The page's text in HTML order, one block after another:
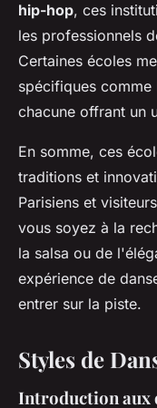
hip-hop, ces
les professionnels
Certaines écoles
spécifiques comme
chacune offrant un
En somme, ces
traditions et
Parisiens et
vous soyez à la
la salsa ou de
expérience de
entrer sur la piste.
Styles de
Introduction aux